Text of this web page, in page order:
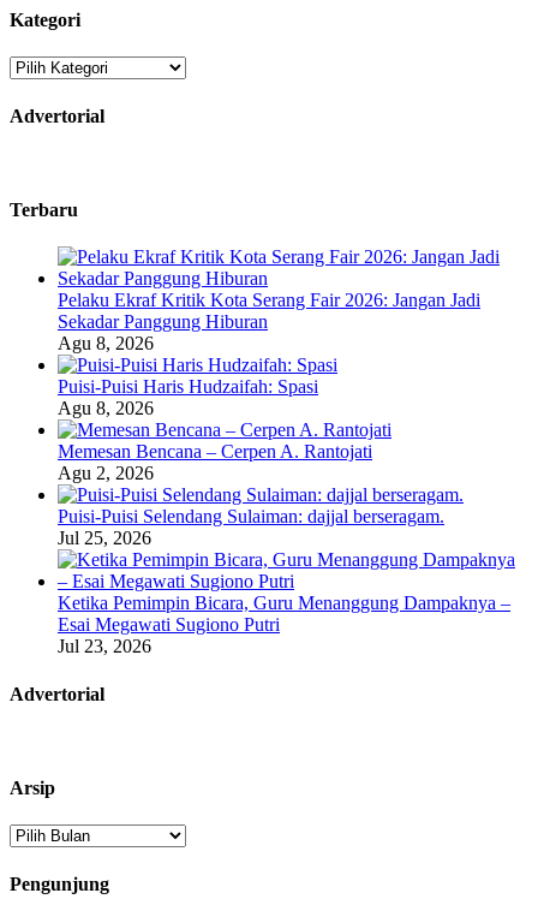
Kategori
Kategori
Advertorial
Terbaru
Pelaku Ekraf Kritik Kota Serang Fair 2026: Jangan Jadi
Sekadar Panggung Hiburan
Agu 8, 2026
Puisi-Puisi Haris Hudzaifah: Spasi
Agu 8, 2026
Memesan Bencana – Cerpen A. Rantojati
Agu 2, 2026
Puisi-Puisi Selendang Sulaiman: dajjal berseragam.
Jul 25, 2026
Ketika Pemimpin Bicara, Guru Menanggung Dampaknya –
Esai Megawati Sugiono Putri
Jul 23, 2026
Advertorial
Arsip
Arsip
Pengunjung